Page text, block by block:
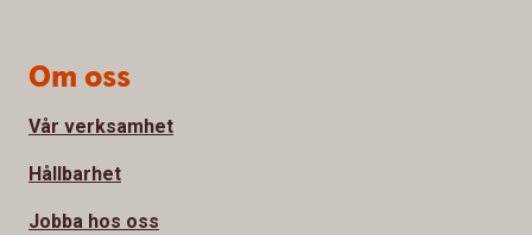
Om oss
Vår verksamhet
Hållbarhet
Jobba hos oss